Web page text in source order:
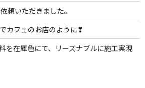
頼いただきました。
カフェのお店のように❣
を在庫色にて、リーズナブルに施工実現